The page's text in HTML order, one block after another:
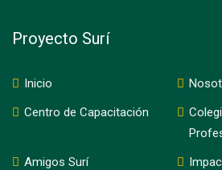
Proyecto Surí
Inicio
Centro de Capacitación
Amigos Surí